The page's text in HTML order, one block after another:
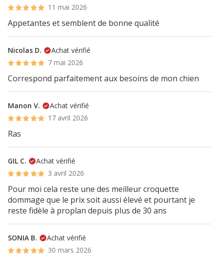
11 mai 2026
Appetantes et semblent de bonne qualité
Nicolas D.
Achat vérifié
7 mai 2026
Correspond parfaitement aux besoins de mon chien
Manon V.
Achat vérifié
17 avril 2026
Ras
GIL C.
Achat vérifié
3 avril 2026
Pour moi cela reste une des meilleur croquette
dommage que le prix soit aussi élevé et pourtant je
reste fidèle à proplan depuis plus de 30 ans
SONIA B.
Achat vérifié
30 mars 2026